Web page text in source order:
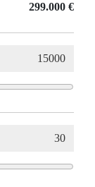
299.000 €